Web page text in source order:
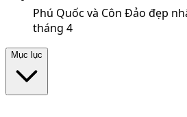
Phú Quốc và Côn Đảo đẹp
tháng 4
Mục lục